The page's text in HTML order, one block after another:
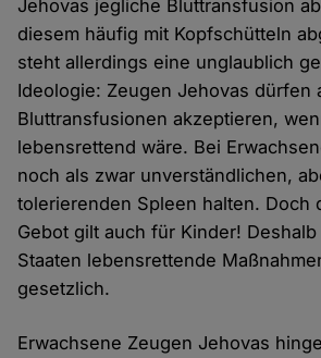
Jehovas jegliche Bluttransfusion
diesem häufig mit Kopfschütteln
steht allerdings eine unglaublich
Ideologie: Zeugen Jehovas dürfen
Bluttransfusionen akzeptieren,
lebensrettend wäre. Bei
noch als zwar unverständlichen,
tolerierenden Spleen halten. Doch
Gebot gilt auch für Kinder!
Staaten lebensrettende
gesetzlich.
Erwachsene Zeugen Jehovas